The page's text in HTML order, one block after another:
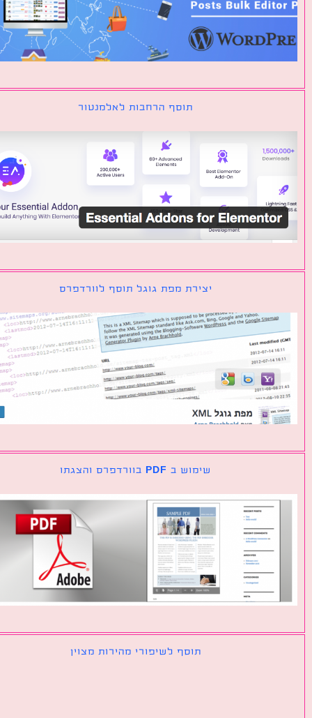
תוסף הרחבות לאלמנטור
יצירת מפת גוגל תוסף לוורדפרס
שימוש ב PDF בוורדפרס והצגתו
תוסף לשיפורי מהירות מצוין